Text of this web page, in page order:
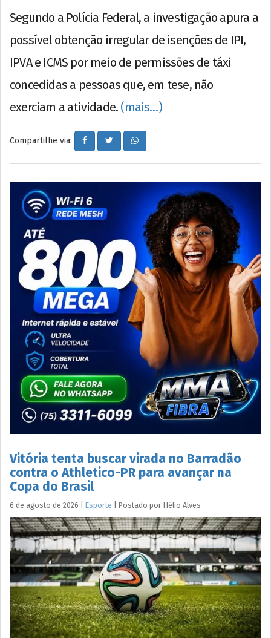
Segundo a Polícia Federal, a investigação apura a
possível obtenção irregular de isenções de IPI,
IPVA e ICMS por meio de permissões de táxi
concedidas a pessoas que, em tese, não
exerciam a atividade. (mais…)
Compartilhe via:
Vitória tenta buscar virada no Barradão
contra o Athletico-PR para avançar na
Copa do Brasil
6 de agosto de 2026 Esporte Postado por Hélio Alves